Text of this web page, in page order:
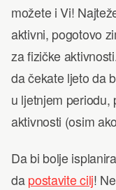
možete i Vi!
aktivni, pogotovo
za fizičke
da čekate ljeto da
u ljetnjem periodu,
aktivnosti (osim
Da bi bolje
da postavite cilj!